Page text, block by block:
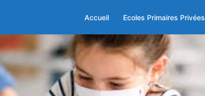
Accueil Ecoles Primaires Privées